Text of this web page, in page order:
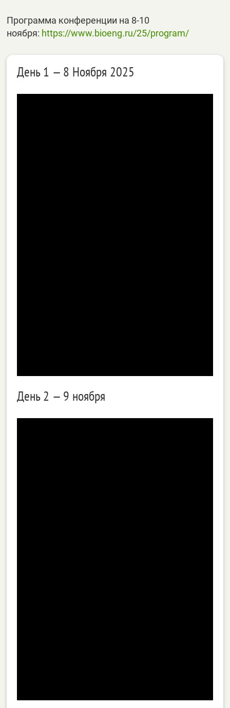
Программа конференции на 8-10
ноября: https://www.bioeng.ru/25/program/
День 1 — 8 Ноября 2025
День 2 — 9 ноября